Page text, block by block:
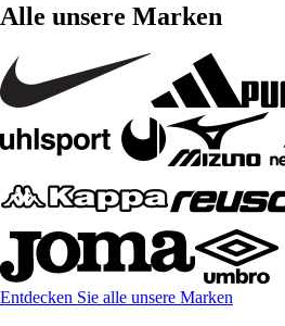
Alle unsere Marken
Entdecken Sie alle unsere Marken